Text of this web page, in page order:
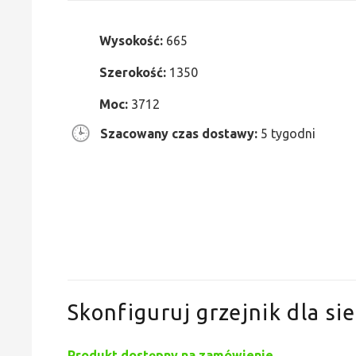
Wysokość: 665
Szerokość: 1350
Moc: 3712
Szacowany czas dostawy: 5 tygodni
Skonfiguruj grzejnik dla